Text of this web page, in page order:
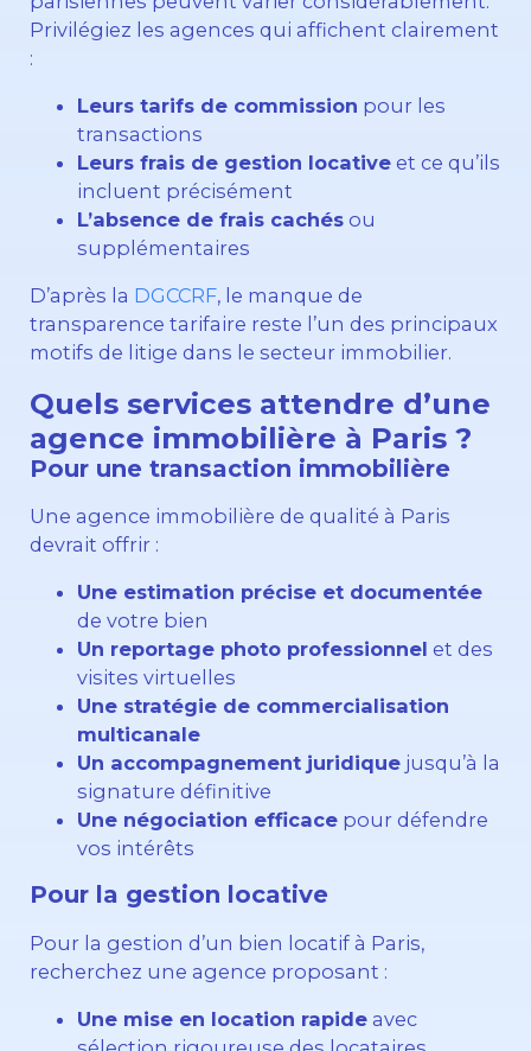
Privilégiez les agences qui affichent clairement
:
Leurs tarifs de commission pour les
transactions
Leurs frais de gestion locativeet ce qu’ils
incluent précisément
L’absence de frais cachésou
supplémentaires
D’après la DGCCRF, le manque de
transparence tarifaire reste l’un des principaux
motifs de litige dans le secteur immobilier.
Quels services attendre d’une
agence immobilière à Paris ?
Pour une transaction immobilière
Une agence immobilière de qualité à Paris
devrait offrir :
Une estimation précise et documentée
de votre bien
Un reportage photo professionnel et des
visites virtuelles
Une stratégie de commercialisation
multicanale
Un accompagnement juridiquejusqu’à la
signature définitive
Une négociation efficacepour défendre
vos intérêts
Pour la gestion locative
Pour la gestion d’un bien locatif à Paris,
recherchez une agence proposant :
Une mise en location rapideavec